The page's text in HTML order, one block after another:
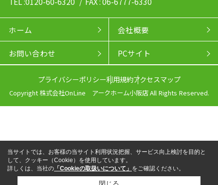
ホーム 会社概要
お問い合わせ PCサイト
プライバシーポリシー利用規約アクセスマップ
Copyright 株式会社OnLine アークホーム小阪店 All Rights Reserved.
当サイトでは、お客様の当サイト利用状況把握、サービス向上検討を目的と
して、クッキー（Cookie）を使用しています。
詳しくは、当社の 「Cookieの取扱いについて」 をご確認ください。